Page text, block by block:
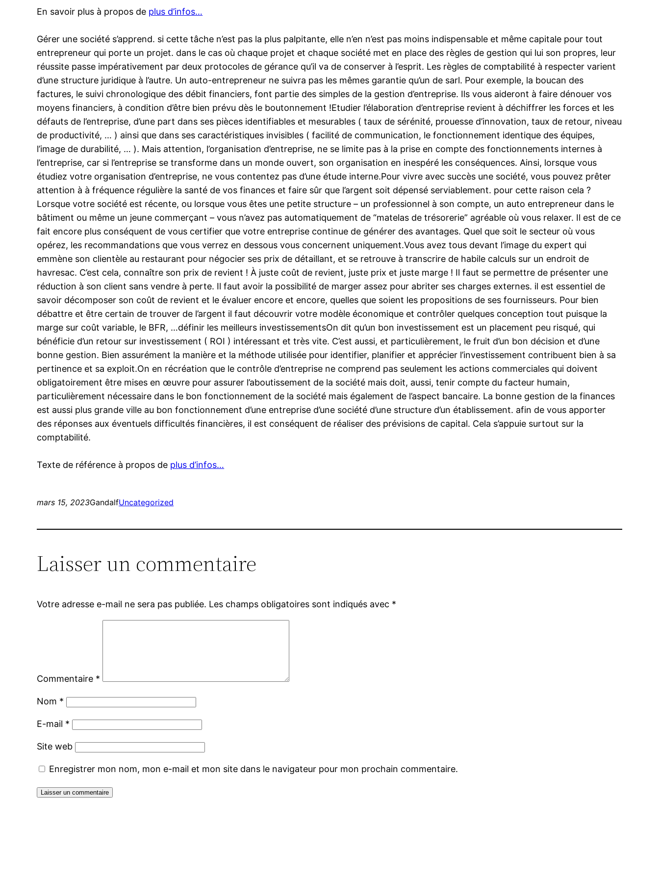
En savoir plus à propos de plus d’infos…
Gérer une société s’apprend. si cette tâche n’est pas la plus palpitante, elle n’en n’est pas moins indispensable et même capitale pour tout
entrepreneur qui porte un projet. dans le cas où chaque projet et chaque société met en place des règles de gestion qui lui son propres, leur
réussite passe impérativement par deux protocoles de gérance qu’il va de conserver à l’esprit. Les règles de comptabilité à respecter varient
d’une structure juridique à l’autre. Un auto-entrepreneur ne suivra pas les mêmes garantie qu’un de sarl. Pour exemple, la boucan des
factures, le suivi chronologique des débit financiers, font partie des simples de la gestion d’entreprise. Ils vous aideront à faire dénouer vos
moyens financiers, à condition d’être bien prévu dès le boutonnement !Etudier l’élaboration d’entreprise revient à déchiffrer les forces et les
défauts de l’entreprise, d’une part dans ses pièces identifiables et mesurables ( taux de sérénité, prouesse d’innovation, taux de retour, niveau
de productivité, … ) ainsi que dans ses caractéristiques invisibles ( facilité de communication, le fonctionnement identique des équipes,
l’image de durabilité, … ). Mais attention, l’organisation d’entreprise, ne se limite pas à la prise en compte des fonctionnements internes à
l’entreprise, car si l’entreprise se transforme dans un monde ouvert, son organisation en inespéré les conséquences. Ainsi, lorsque vous
étudiez votre organisation d’entreprise, ne vous contentez pas d’une étude interne.Pour vivre avec succès une société, vous pouvez prêter
attention à à fréquence régulière la santé de vos finances et faire sûr que l’argent soit dépensé serviablement. pour cette raison cela ?
Lorsque votre société est récente, ou lorsque vous êtes une petite structure – un professionnel à son compte, un auto entrepreneur dans le
bâtiment ou même un jeune commerçant – vous n’avez pas automatiquement de “matelas de trésorerie” agréable où vous relaxer. Il est de ce
fait encore plus conséquent de vous certifier que votre entreprise continue de générer des avantages. Quel que soit le secteur où vous
opérez, les recommandations que vous verrez en dessous vous concernent uniquement.Vous avez tous devant l’image du expert qui
emmène son clientèle au restaurant pour négocier ses prix de détaillant, et se retrouve à transcrire de habile calculs sur un endroit de
havresac. C’est cela, connaître son prix de revient ! À juste coût de revient, juste prix et juste marge ! Il faut se permettre de présenter une
réduction à son client sans vendre à perte. Il faut avoir la possibilité de marger assez pour abriter ses charges externes. il est essentiel de
savoir décomposer son coût de revient et le évaluer encore et encore, quelles que soient les propositions de ses fournisseurs. Pour bien
débattre et être certain de trouver de l’argent il faut découvrir votre modèle économique et contrôler quelques conception tout puisque la
marge sur coût variable, le BFR, …définir les meilleurs investissementsOn dit qu’un bon investissement est un placement peu risqué, qui
bénéficie d’un retour sur investissement ( ROI ) intéressant et très vite. C’est aussi, et particulièrement, le fruit d’un bon décision et d’une
bonne gestion. Bien assurément la manière et la méthode utilisée pour identifier, planifier et apprécier l’investissement contribuent bien à sa
pertinence et sa exploit.On en récréation que le contrôle d’entreprise ne comprend pas seulement les actions commerciales qui doivent
obligatoirement être mises en œuvre pour assurer l’aboutissement de la société mais doit, aussi, tenir compte du facteur humain,
particulièrement nécessaire dans le bon fonctionnement de la société mais également de l’aspect bancaire. La bonne gestion de la finances
est aussi plus grande ville au bon fonctionnement d’une entreprise d’une société d’une structure d’un établissement. afin de vous apporter
des réponses aux éventuels difficultés financières, il est conséquent de réaliser des prévisions de capital. Cela s’appuie surtout sur la
comptabilité.
Texte de référence à propos de plus d’infos…
mars 15, 2023GandalfUncategorized
Laisser un commentaire
Votre adresse e-mail ne sera pas publiée. Les champs obligatoires sont indiqués avec *
Commentaire *
Nom *
E-mail *
Site web
Enregistrer mon nom, mon e-mail et mon site dans le navigateur pour mon prochain commentaire.